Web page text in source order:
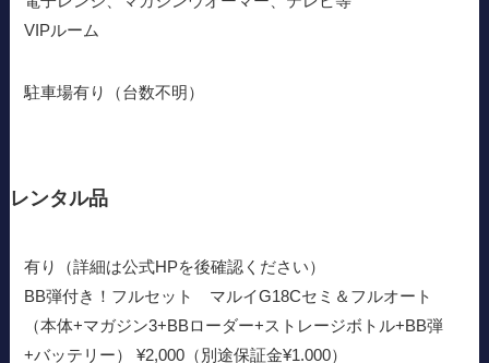
VIPルーム
駐車場有り（台数不明）
レンタル品
有り（詳細は公式HPを後確認ください）
BB弾付き！フルセット マルイG18Cセミ＆フルオート
（本体+マガジン3+BBローダー+ストレージボトル+BB弾
+バッテリー） ¥2,000（別途保証金¥1.000）